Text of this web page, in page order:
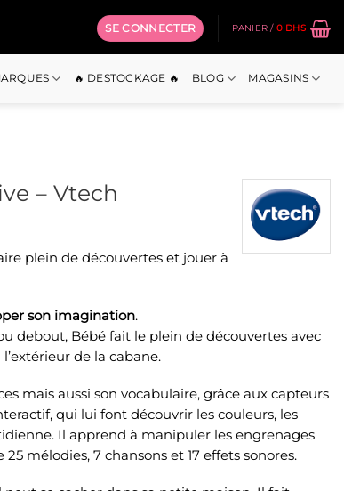
SE CONNECTER PANIER / 0 DHS
🔥 DESTOCKAGE 🔥 BLOG MAGASINS
– Vtech
plein de découvertes et jouer à
son imagination.
debout, Bébé fait le plein de découvertes avec
de la cabane.
mais aussi son vocabulaire, grâce aux capteurs
qui lui font découvrir les couleurs, les
Il apprend à manipuler les engrenages
mélodies, 7 chansons et 17 effets sonores.